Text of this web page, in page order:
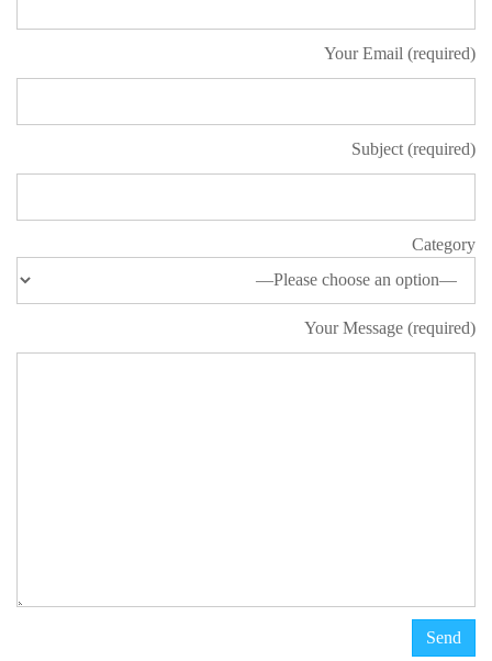
Your Email (required)
Subject (required)
Category
Your Message (required)